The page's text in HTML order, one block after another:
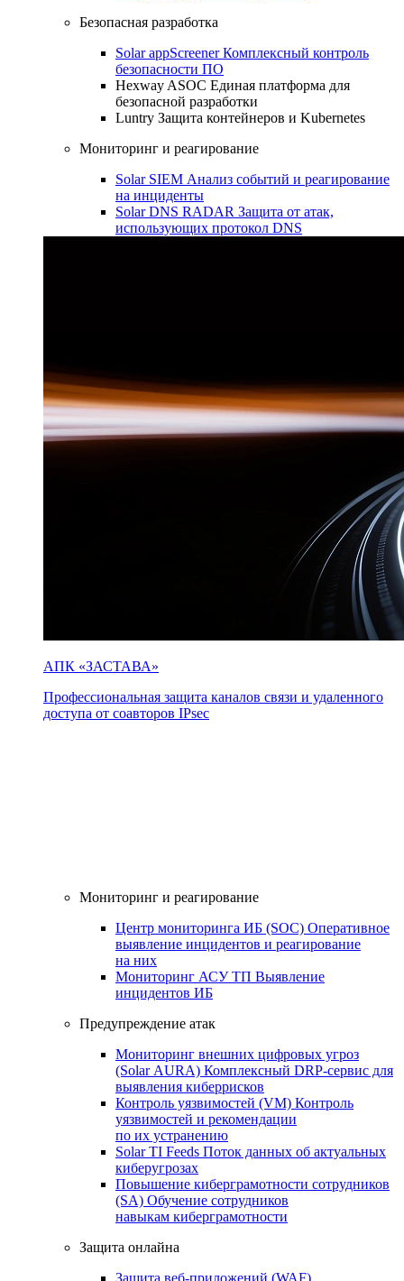
Безопасная разработка
Solar appScreenerКомплексный контроль
безопасности ПО
Hexway ASOC Единая платформа для
безопасной разработки
Luntry Защита контейнеров и Kubernetes
Мониторинг и реагирование
Solar SIEM Анализ событий и реагирование
на инциденты
Solar DNS RADAR Защита от атак,
использующих протокол DNS
АПК «ЗАСТАВА»
Профессиональная защита каналов связи и удаленного
доступа от соавторов IPsec
Мониторинг и реагирование
Центр мониторинга ИБ (SOC) Оперативное
выявление инцидентов и реагирование
на них
Мониторинг АСУ ТП Выявление
инцидентов ИБ
Предупреждение атак
Мониторинг внешних цифровых угроз
(Solar AURA) Комплексный DRP-сервис для
выявления киберрисков
Контроль уязвимостей (VM) Контроль
уязвимостей и рекомендации
по их устранению
Solar TI Feeds Поток данных об актуальных
киберугрозах
Повышение киберграмотности сотрудников
(SA) Обучение сотрудников
навыкам киберграмотности
Защита онлайна
Защита веб-приложений (WAF)